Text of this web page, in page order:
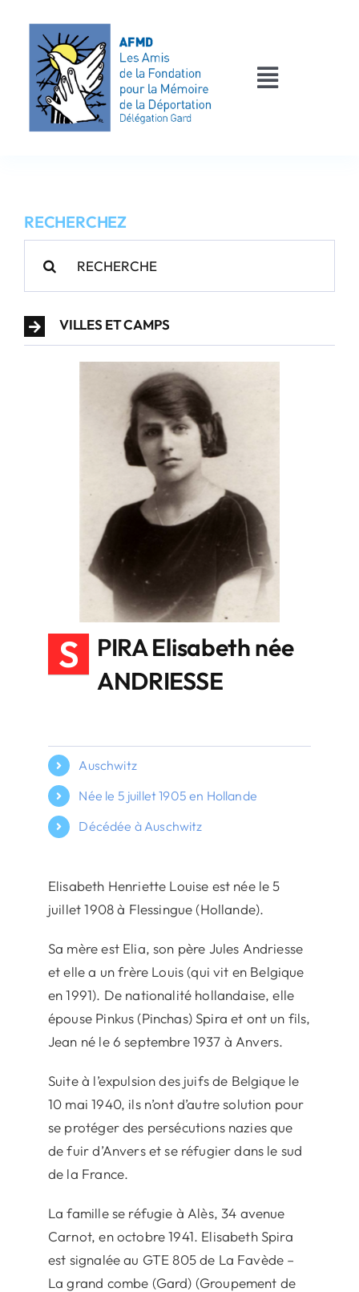
contenu
Toggle
AFMD 30
Les victimes
RECHERCHEZ
VILLES ET CAMPS
S
PIRA Elisabeth née
ANDRIESSE
Auschwitz
Née le 5 juillet 1905 en Hollande
Décédée à Auschwitz
Elisabeth Henriette Louise est née le 5
juillet 1908 à Flessingue (Hollande).
Sa mère est Elia, son père Jules Andriesse
et elle a un frère Louis (qui vit en Belgique
en 1991). De nationalité hollandaise, elle
épouse Pinkus (Pinchas) Spira et ont un fils,
Jean né le 6 septembre 1937 à Anvers.
Suite à l’expulsion des juifs de Belgique le
10 mai 1940, ils n’ont d’autre solution pour
se protéger des persécutions nazies que
de fuir d’Anvers et se réfugier dans le sud
de la France.
La famille se réfugie à Alès, 34 avenue
Carnot, en octobre 1941. Elisabeth Spira
est signalée au GTE 805 de La Favède –
La grand combe (Gard) (Groupement de